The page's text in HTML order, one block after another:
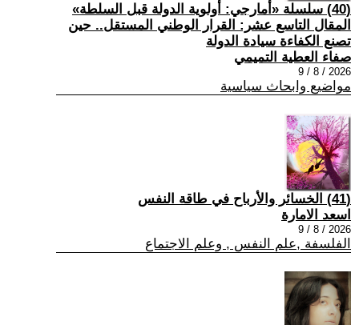
(40) سلسلة «أمارجي: أولوية الدولة قبل السلطة»
المقال التاسع عشر: القرار الوطني المستقل.. حين
تصنع الكفاءة سيادة الدولة
صفاء العطية التميمي
2026 / 8 / 9
مواضيع وابحاث سياسية
(41) الخسائر والأرباح في طاقة النفس
اسعد الامارة
2026 / 8 / 9
الفلسفة ,علم النفس , وعلم الاجتماع